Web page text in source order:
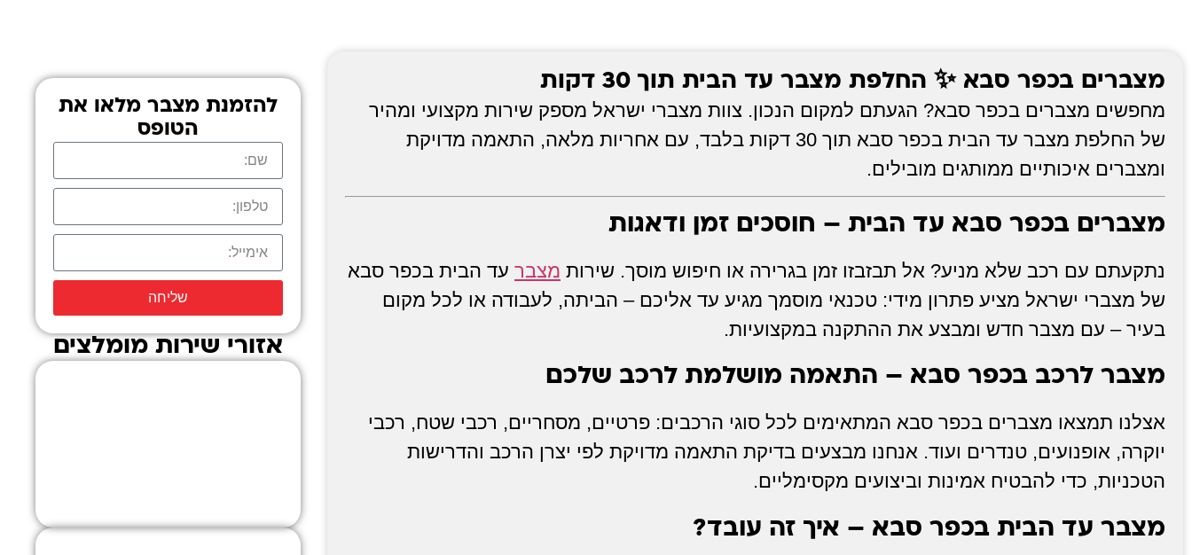
מצברים בכפר סבא ✨ החלפת מצבר עד הבית תוך 30 דקות
מחפשים מצברים בכפר סבא? הגעתם למקום הנכון. צוות מצברי ישראל מספק שירות מקצועי ומהיר
של החלפת מצבר עד הבית בכפר סבא תוך 30 דקות בלבד, עם אחריות מלאה, התאמה מדויקת
ומצברים איכותיים ממותגים מובילים.
מצברים בכפר סבא עד הבית – חוסכים זמן ודאגות
נתקעתם עם רכב שלא מניע? אל תבזבזו זמן בגרירה או חיפוש מוסך. שירות מצבר עד הבית בכפר סבא
של מצברי ישראל מציע פתרון מידי: טכנאי מוסמך מגיע עד אליכם – הביתה, לעבודה או לכל מקום
בעיר – עם מצבר חדש ומבצע את ההתקנה במקצועיות.
מצבר לרכב בכפר סבא – התאמה מושלמת לרכב שלכם
אצלנו תמצאו מצברים בכפר סבא המתאימים לכל סוגי הרכבים: פרטיים, מסחריים, רכבי שטח, רכבי
יוקרה, אופנועים, טנדרים ועוד. אנחנו מבצעים בדיקת התאמה מדויקת לפי יצרן הרכב והדרישות
הטכניות, כדי להבטיח אמינות וביצועים מקסימליים.
מצבר עד הבית בכפר סבא – איך זה עובד?
להזמנת מצבר מלאו את
הטופס
שליחה
אזורי שירות מומלצים